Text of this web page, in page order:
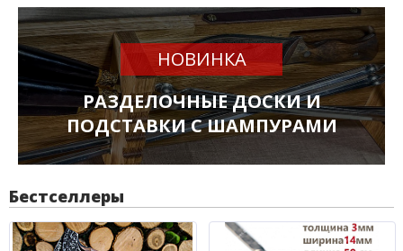
НОВИНКА
РАЗДЕЛОЧНЫЕ ДОСКИ И
ПОДСТАВКИ С ШАМПУРАМИ
Бестселлеры